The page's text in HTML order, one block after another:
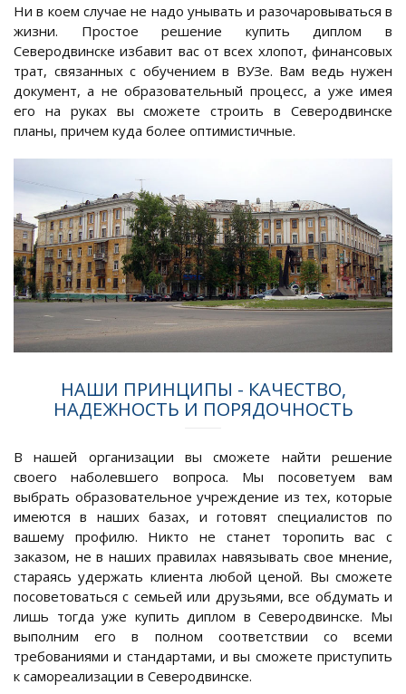
Ни в коем случае не надо унывать и разочаровываться в
жизни. Простое решение купить диплом в
Северодвинске избавит вас от всех хлопот, финансовых
трат, связанных с обучением в ВУЗе. Вам ведь нужен
документ, а не образовательный процесс, а уже имея
его на руках вы сможете строить в Северодвинске
планы, причем куда более оптимистичные.
НАШИ ПРИНЦИПЫ - КАЧЕСТВО,
НАДЕЖНОСТЬ И ПОРЯДОЧНОСТЬ
В нашей организации вы сможете найти решение
своего наболевшего вопроса. Мы посоветуем вам
выбрать образовательное учреждение из тех, которые
имеются в наших базах, и готовят специалистов по
вашему профилю. Никто не станет торопить вас с
заказом, не в наших правилах навязывать свое мнение,
стараясь удержать клиента любой ценой. Вы сможете
посоветоваться с семьей или друзьями, все обдумать и
лишь тогда уже купить диплом в Северодвинске. Мы
выполним его в полном соответствии со всеми
требованиями и стандартами, и вы сможете приступить
к самореализации в Северодвинске.